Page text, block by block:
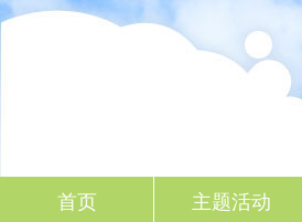
首页 主题活动